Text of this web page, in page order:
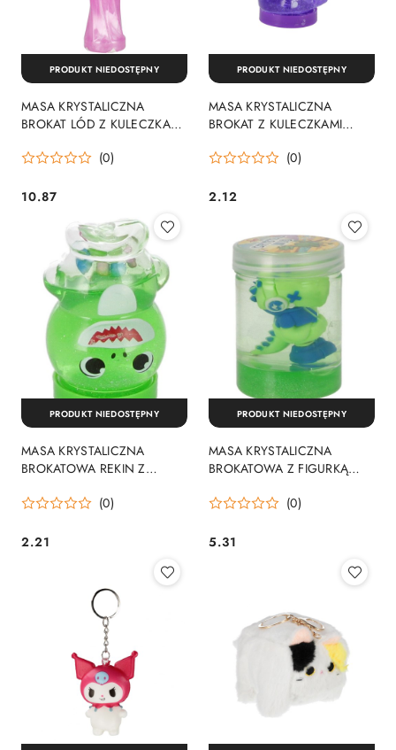
MASA KRYSTALICZNA
BROKAT LÓD Z KULECZKAMI
BMG
(0)
Cena:
10.87
PRODUKT NIEDOSTĘPNY
MASA KRYSTALICZNA
BROKAT Z KULECZKAMI
BMG
(0)
Cena:
2.12
PRODUKT NIEDOSTĘPNY
MASA KRYSTALICZNA
BROKATOWA REKIN Z
BMG
(0)
Cena:
2.21
PRODUKT NIEDOSTĘPNY
MASA KRYSTALICZNA
BROKATOWA Z FIGURKĄ
(0)
Cena:
5.31
PRODUKT NIEDOSTĘPNY